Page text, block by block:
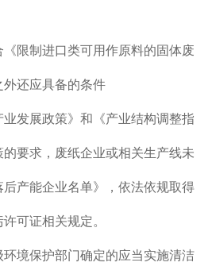
限制进口类可用作原料的固体废
还应具备的条件
发展政策》和《产业结构调整指
要求，废纸企业或相关生产线未
产能企业名单》，依法依规取得
可证相关规定。
境保护部门确定的应当实施清洁